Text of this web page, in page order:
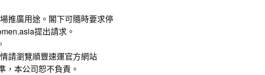
推廣用途。閣下可隨時要求停
提出請求。
請瀏覽順豐速運官方網站
，本公司恕不負責。